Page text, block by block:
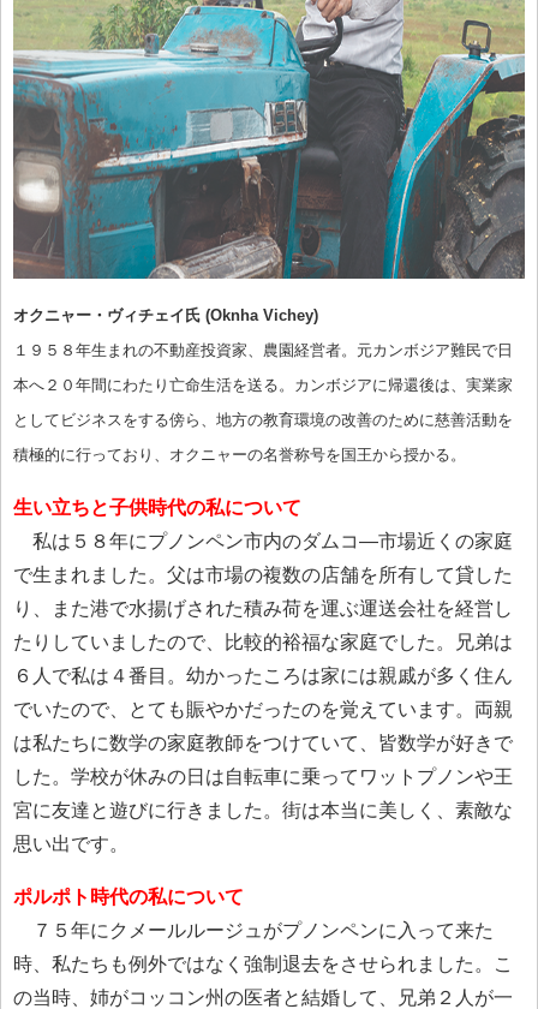
オクニャー・ヴィチェイ氏 (Oknha Vichey)
１９５８年生まれの不動産投資家、農園経営者。元カンボジア難民で日
本へ２０年間にわたり亡命生活を送る。カンボジアに帰還後は、実業家
としてビジネスをする傍ら、地方の教育環境の改善のために慈善活動を
積極的に行っており、オクニャーの名誉称号を国王から授かる。
生い立ちと子供時代の私について
私は５８年にプノンペン市内のダムコ―市場近くの家庭
で生まれました。父は市場の複数の店舗を所有して貸した
り、また港で水揚げされた積み荷を運ぶ運送会社を経営し
たりしていましたので、比較的裕福な家庭でした。兄弟は
６人で私は４番目。幼かったころは家には親戚が多く住ん
でいたので、とても賑やかだったのを覚えています。両親
は私たちに数学の家庭教師をつけていて、皆数学が好きで
した。学校が休みの日は自転車に乗ってワットプノンや王
宮に友達と遊びに行きました。街は本当に美しく、素敵な
思い出です。
ポルポト時代の私について
７５年にクメールルージュがプノンペンに入って来た
時、私たちも例外ではなく強制退去をさせられました。こ
の当時、姉がコッコン州の医者と結婚して、兄弟２人が一